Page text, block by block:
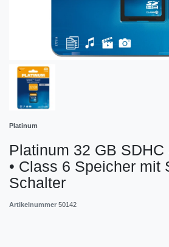
Platinum
Platinum 32 GB
• Class 6 Speicher mit
Schalter
Artikelnummer 50142